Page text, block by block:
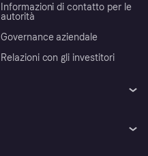
Informazioni di contatto per le
autorità
Governance aziendale
Relazioni con gli investitori